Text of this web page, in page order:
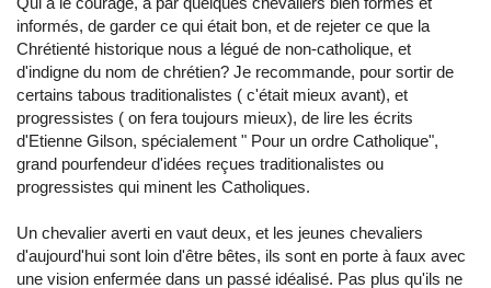
informés, de garder ce qui était bon, et de rejeter ce que la
Chrétienté historique nous a légué de non-catholique, et
d'indigne du nom de chrétien? Je recommande, pour sortir de
certains tabous traditionalistes ( c'était mieux avant), et
progressistes ( on fera toujours mieux), de lire les écrits
d'Etienne Gilson, spécialement " Pour un ordre Catholique",
grand pourfendeur d'idées reçues traditionalistes ou
progressistes qui minent les Catholiques.
Un chevalier averti en vaut deux, et les jeunes chevaliers
d'aujourd'hui sont loin d'être bêtes, ils sont en porte à faux avec
une vision enfermée dans un passé idéalisé. Pas plus qu'ils ne